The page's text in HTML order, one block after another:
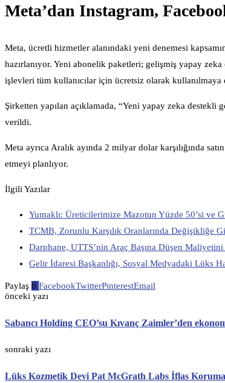
Meta’dan Instagram,
Meta, ücretli hizmetler alanındaki yeni denemesi
hazırlanıyor. Yeni abonelik paketleri; gelişmiş yapay
işlevleri tüm kullanıcılar için ücretsiz olarak kullanılmaya
Şirketten yapılan açıklamada, “Yeni yapay zeka
verildi.
Meta ayrıca Aralık ayında 2 milyar dolar karşılığında
etmeyi planlıyor.
İlgili Yazılar
Yumaklı: Üreticilerimize Mazotun Yüzde 50’si ve
TCMB, Zorunlu Karşılık Oranlarında Değişikliğe
Darphane, UTTS’nin Araç Başına Düşen Maliyetini
Gelir İdaresi Başkanlığı, Sosyal Medyadaki Lüks
Paylaş 0 FacebookTwitterPinterestEmail
önceki yazı
Sabancı Holding CEO’su Kıvanç Zaimler’den
sonraki yazı
Lüks Kozmetik Devi Pat McGrath Labs İflas Koruma